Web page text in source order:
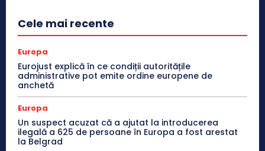
Cele mai recente
Europa
Eurojust explică în ce condiții autoritățile
administrative pot emite ordine europene de
anchetă
Europa
Un suspect acuzat că a ajutat la introducerea
ilegală a 625 de persoane în Europa a fost arestat
la Belgrad